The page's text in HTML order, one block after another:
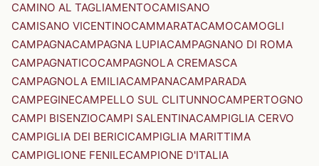
CAMINO AL TAGLIAMENTOCAMISANO
CAMISANO VICENTINOCAMMARATACAMOCAMOGLI
CAMPAGNACAMPAGNA LUPIACAMPAGNANO DI ROMA
CAMPAGNATICOCAMPAGNOLA CREMASCA
CAMPAGNOLA EMILIACAMPANACAMPARADA
CAMPEGINECAMPELLO SUL CLITUNNOCAMPERTOGNO
CAMPI BISENZIOCAMPI SALENTINACAMPIGLIA CERVO
CAMPIGLIA DEI BERICICAMPIGLIA MARITTIMA
CAMPIGLIONE FENILECAMPIONE D'ITALIA